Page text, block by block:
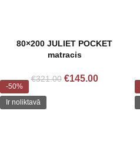
80×200 JULIET POCKET
matracis
€321.00 €145.00
-50%
Ir noliktavā